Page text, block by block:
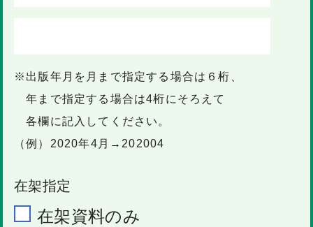
※出版年月を月まで指定する場合は６桁、
年まで指定する場合は4桁にそろえて
各欄に記入してください。
（例）2020年4月→202004
在架指定
在架資料のみ